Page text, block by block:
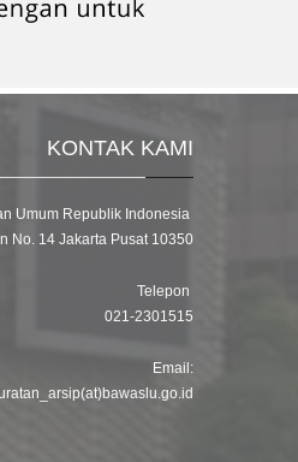
KONTAK KAMI
Umum Republik Indonesia
No. 14 Jakarta Pusat 10350
Telepon
021-2301515
Email: